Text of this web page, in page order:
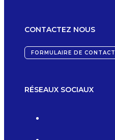
CONTACTEZ NOUS
FORMULAIRE DE CONTACT
RÉSEAUX SOCIAUX